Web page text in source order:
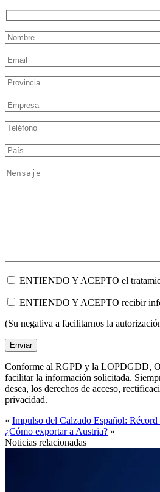
ENTIENDO Y ACEPTO el
ENTIENDO Y ACEPTO recibir
(Su negativa a facilitarnos la
Conforme al RGPD y la LOPDGDD,
facilitar la información solicitada.
desea, los derechos de acceso,
privacidad.
« Impulso del Calzado Español:
¿Cómo exportar a Austria? »
Noticias relacionadas